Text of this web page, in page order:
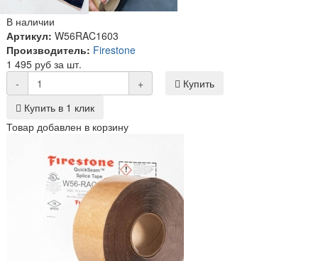
В наличии
Артикул: W56RAC1603
Производитель: Firestone
1 495 руб за шт.
-
+
Купить
Купить в 1 клик
Товар добавлен в корзину